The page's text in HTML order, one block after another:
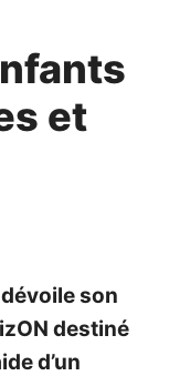
et
son
destiné
d’un